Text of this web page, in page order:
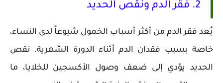
2. فقر الدم ونقص الحديد
يُعد فقر الدم من أكثر أسباب الخمول شيوعاً لدى النساء،
خاصة بسبب فقدان الدم أثناء الدورة الشهرية. نقص
الحديد يؤدي إلى ضعف وصول الأكسجين للخلايا، ما